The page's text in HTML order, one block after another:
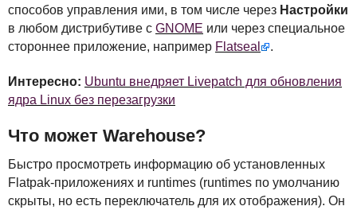
способов управления ими, в том числе через Настройки
в любом дистрибутиве с GNOME или через специальное
стороннее приложение, например Flatseal .
Интересно: Ubuntu внедряет Livepatch для обновления
ядра Linux без перезагрузки
Что может Warehouse?
Быстро просмотреть информацию об установленных
Flatpak-приложениях и runtimes (runtimes по умолчанию
скрыты, но есть переключатель для их отображения). Он